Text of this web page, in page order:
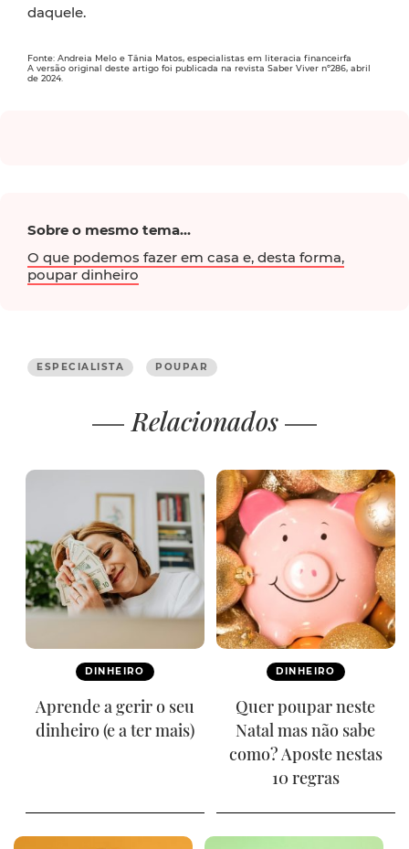
daquele.
Fonte: Andreia Melo e Tânia Matos, especialistas em literacia financeirfa
A versão original deste artigo foi publicada na revista Saber Viver nº286, abril
de 2024.
Sobre o mesmo tema...
O que podemos fazer em casa e, desta forma,
poupar dinheiro
ESPECIALISTA POUPAR
Relacionados
DINHEIRO
Aprende a gerir o seu
dinheiro (e a ter mais)
DINHEIRO
Quer poupar neste
Natal mas não sabe
como? Aposte nestas
10 regras